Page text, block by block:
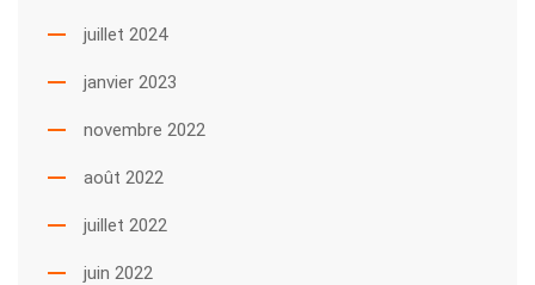
juillet 2024
janvier 2023
novembre 2022
août 2022
juillet 2022
juin 2022